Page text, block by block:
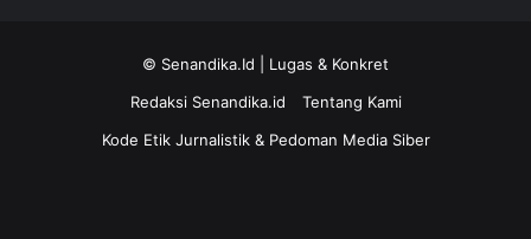
© Senandika.Id | Lugas & Konkret
Redaksi Senandika.id
Tentang Kami
Kode Etik Jurnalistik & Pedoman Media Siber